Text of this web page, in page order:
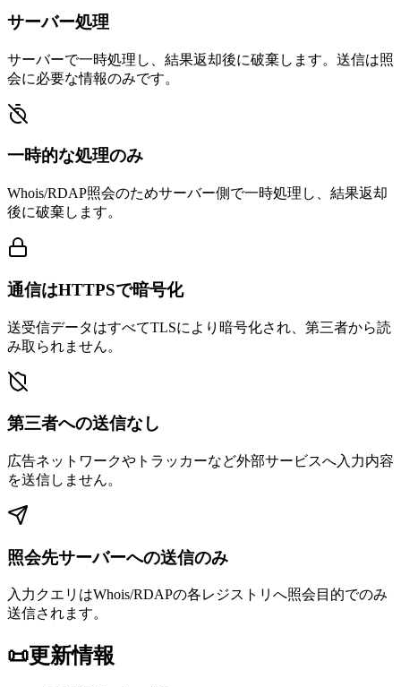
サーバー処理
サーバーで一時処理し、結果返却後に破棄します。送信は照
会に必要な情報のみです。
一時的な処理のみ
Whois/RDAP照会のためサーバー側で一時処理し、結果返却
後に破棄します。
通信はHTTPSで暗号化
送受信データはすべてTLSにより暗号化され、第三者から読
み取られません。
第三者への送信なし
広告ネットワークやトラッカーなど外部サービスへ入力内容
を送信しません。
照会先サーバーへの送信のみ
入力クエリはWhois/RDAPの各レジストリへ照会目的でのみ
送信されます。
📜更新情報